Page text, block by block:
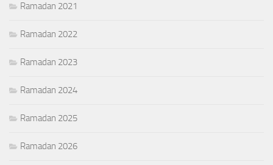
Ramadan 2021
Ramadan 2022
Ramadan 2023
Ramadan 2024
Ramadan 2025
Ramadan 2026